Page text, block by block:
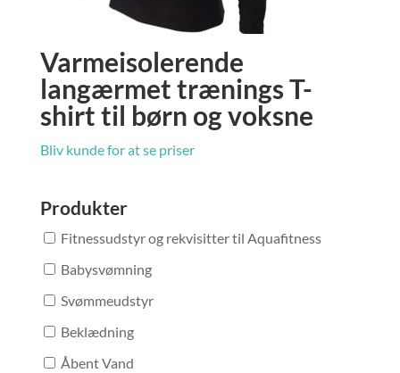
Varmeisolerende
langærmet trænings T-
shirt til børn og voksne
Bliv kunde for at se priser
Produkter
Fitnessudstyr og rekvisitter til Aquafitness
Babysvømning
Svømmeudstyr
Beklædning
Åbent Vand